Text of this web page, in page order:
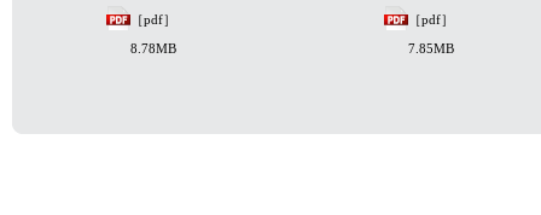
［pdf］
8.78MB
［pdf］
7.85MB